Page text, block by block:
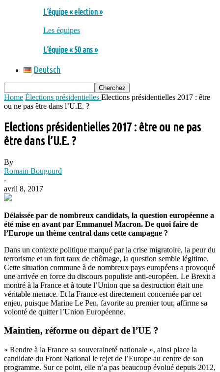
L’équipe « election »
Les équipes
L’équipe « 50 ans »
Deutsch
Home Élections présidentielles Elections présidentielles 2017 : être
ou ne pas être dans l’U.E. ?
Elections présidentielles 2017 : être ou ne pas
être dans l’U.E. ?
By
Romain Bougourd
-
avril 8, 2017
Délaissée par de nombreux candidats, la question européenne a
été mise en avant par Emmanuel Macron. De quoi faire de
l’Europe un thème central dans cette campagne ?
Dans un contexte politique marqué par la crise migratoire, la peur du
terrorisme et un fort taux de chômage, la question semble légitime.
Cette situation commune à de nombreux pays européens a provoqué
une arrivée en force du discours populiste anti-européen. Le Brexit a
montré à la France et à toute l’Union que sa destruction était une
véritable menace. Et la France est directement concernée par cet
enjeu, puisque Marine Le Pen, favorite au premier tour, affirme sa
volonté de quitter l’Union Européenne.
Maintien, réforme ou départ de l’UE ?
« Rendre à la France sa souveraineté nationale », ainsi place la
candidate du Front National le rejet de l’Europe au centre de son
programme. Sur ce point, elle n’a pas beaucoup évolué depuis 2012,